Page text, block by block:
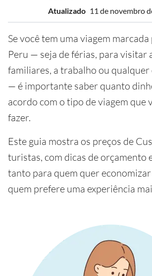
Atualizado 11 de novembro
Se você tem uma viagem
Peru — seja de férias, para visitar
familiares, a trabalho ou
— é importante saber quanto
acordo com o tipo de viagem que
fazer.
Este guia mostra os preços de
turistas, com dicas de orçamento
tanto para quem quer
quem prefere uma experiência